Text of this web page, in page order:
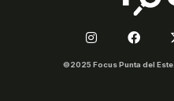
©2025 Focus Punta del Este.